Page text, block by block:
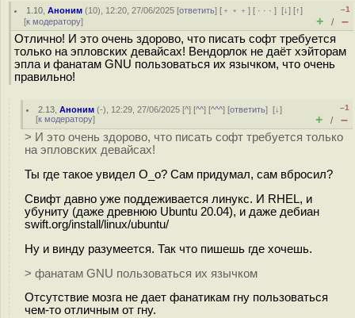
1.10 ,Аноним (10), 12:20, 27/06/2025 [ответить] [ ﹢﹢﹢] [ · · ·][↓] [↑]
[к модератору]
–1
+ / –
Отлично! И это очень здорово, что писать софт требуется
только на эпловских девайсах! Вендорлок не даёт хэйторам
эпла и фанатам GNU пользоваться их язычком, что очень
правильно!
2.13 ,Аноним (-), 12:29, 27/06/2025 [^] [^^] [^^^] [ответить][↓]
[к модератору]
–1
+ / –
> И это очень здорово, что писать софт требуется только
на эпловских девайсах!
Ты где такое увидел O_o? Сам придумал, сам вбросил?
Свифт давно уже поддеживается линукс. И RHEL, и
убуниту (даже древнюю Ubuntu 20.04), и даже дебиан
swift.org/install/linux/ubuntu/
Ну и винду разумеется. Так что пишешь где хочешь.
> фанатам GNU пользоваться их язычком
Отсутствие мозга не дает фанатикам гну пользоваться
чем-то отличным от гну.